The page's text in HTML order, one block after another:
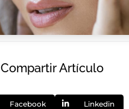
Compartir Artículo
Facebook Linkedin